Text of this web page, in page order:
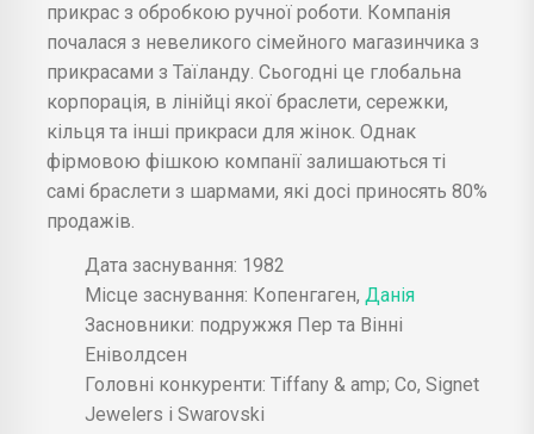
прикрас з обробкою ручної роботи. Компанія
почалася з невеликого сімейного магазинчика з
прикрасами з Таїланду. Сьогодні це глобальна
корпорація, в лінійці якої браслети, сережки,
кільця та інші прикраси для жінок. Однак
фірмовою фішкою компанії залишаються ті
самі браслети з шармами, які досі приносять 80%
продажів.
Дата заснування: 1982
Місце заснування: Копенгаген, Данія
Засновники: подружжя Пер та Вінні
Еніволдсен
Головні конкуренти: Tiffany & amp; Co, Signet
Jewelers і Swarovski